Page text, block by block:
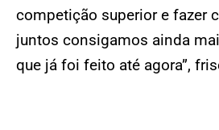
competição superior e fazer
juntos consigamos ainda
que já foi feito até agora”,